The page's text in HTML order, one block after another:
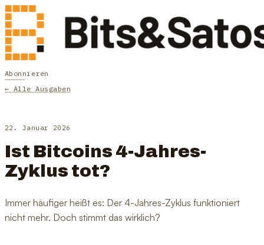
Abonnieren
← Alle Ausgaben
22. Januar 2026
Ist Bitcoins 4-Jahres-
Zyklus tot?
Immer häufiger heißt es: Der 4-Jahres-Zyklus funktioniert
nicht mehr. Doch stimmt das wirklich?